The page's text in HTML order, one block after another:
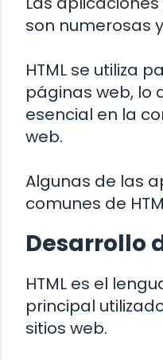
son numerosas
HTML se utiliza
páginas web, lo
esencial en la
web.
Algunas de las
comunes de
Desarrollo
HTML es el
principal
sitios web.